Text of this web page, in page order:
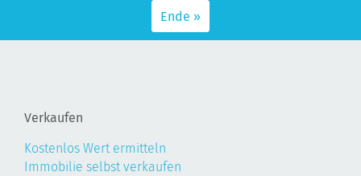
Ende »
Verkaufen
Kostenlos Wert ermitteln
Immobilie selbst verkaufen